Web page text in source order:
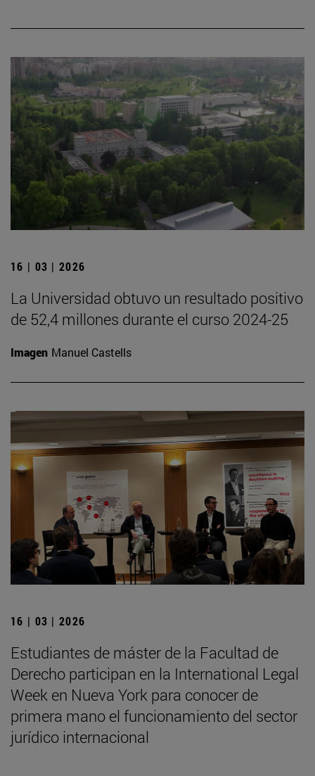
16 | 03 | 2026
La Universidad obtuvo un resultado positivo
de 52,4 millones durante el curso 2024-25
Imagen Manuel Castells
16 | 03 | 2026
Estudiantes de máster de la Facultad de
Derecho participan en la International Legal
Week en Nueva York para conocer de
primera mano el funcionamiento del sector
jurídico internacional